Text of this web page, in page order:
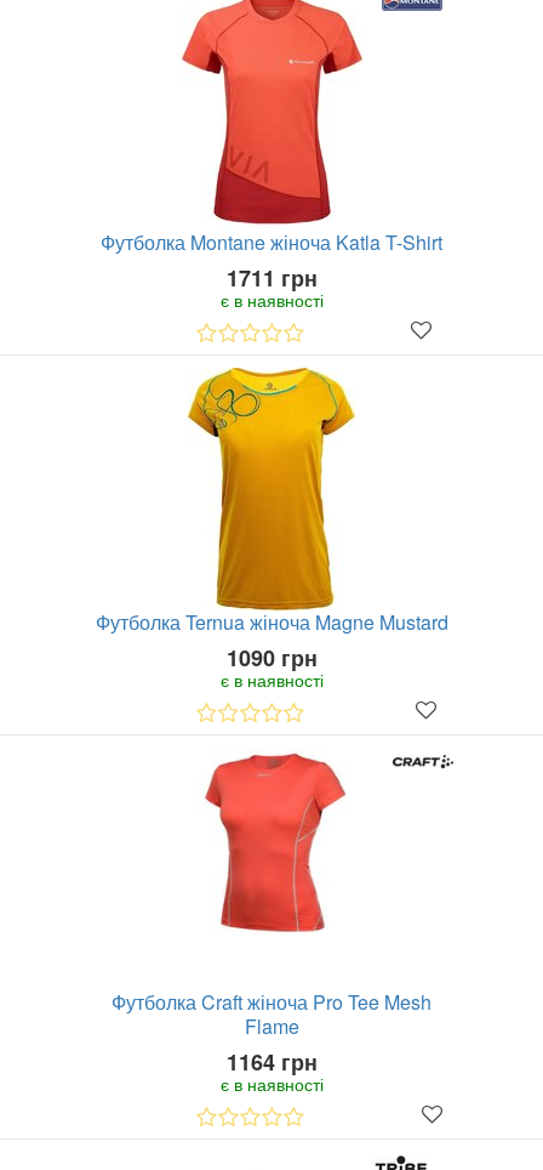
Футболка Montane жіноча Katla T-Shirt
1711 грн
є в наявності
Футболка Ternua жіноча Magne Mustard
1090 грн
є в наявності
Футболка Craft жіноча Pro Tee Mesh
Flame
1164 грн
є в наявності